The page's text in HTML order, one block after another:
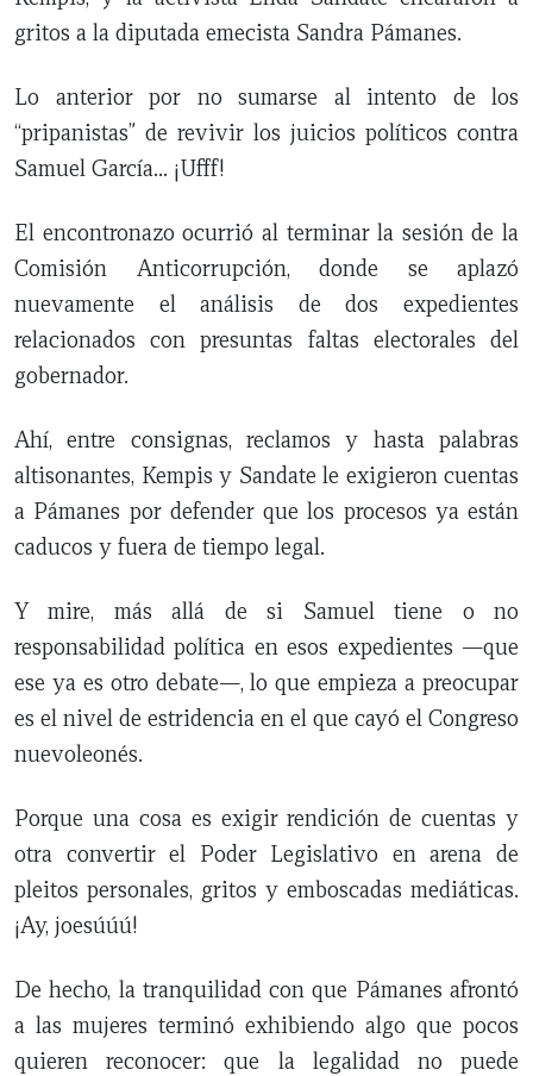
gritos a la diputada emecista Sandra Pámanes.
Lo anterior por no sumarse al intento de los
“pripanistas” de revivir los juicios políticos contra
Samuel García… ¡Ufff!
El encontronazo ocurrió al terminar la sesión de la
Comisión Anticorrupción, donde se aplazó
nuevamente el análisis de dos expedientes
relacionados con presuntas faltas electorales del
gobernador.
Ahí, entre consignas, reclamos y hasta palabras
altisonantes, Kempis y Sandate le exigieron cuentas
a Pámanes por defender que los procesos ya están
caducos y fuera de tiempo legal.
Y mire, más allá de si Samuel tiene o no
responsabilidad política en esos expedientes —que
ese ya es otro debate—, lo que empieza a preocupar
es el nivel de estridencia en el que cayó el Congreso
nuevoleonés.
Porque una cosa es exigir rendición de cuentas y
otra convertir el Poder Legislativo en arena de
pleitos personales, gritos y emboscadas mediáticas.
¡Ay, joesúúú!
De hecho, la tranquilidad con que Pámanes afrontó
a las mujeres terminó exhibiendo algo que pocos
quieren reconocer: que la legalidad no puede